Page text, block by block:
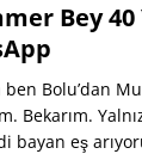
Bey 40
Bolu’dan
Bekarım.
bayan eş